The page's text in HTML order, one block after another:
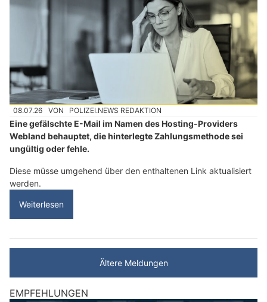
08.07.26 VON POLIZEI.NEWS REDAKTION
Eine gefälschte E-Mail im Namen des Hosting-Providers
Webland behauptet, die hinterlegte Zahlungsmethode sei
ungültig oder fehle.
Diese müsse umgehend über den enthaltenen Link aktualisiert
werden.
Weiterlesen
Ältere Meldungen
EMPFEHLUNGEN